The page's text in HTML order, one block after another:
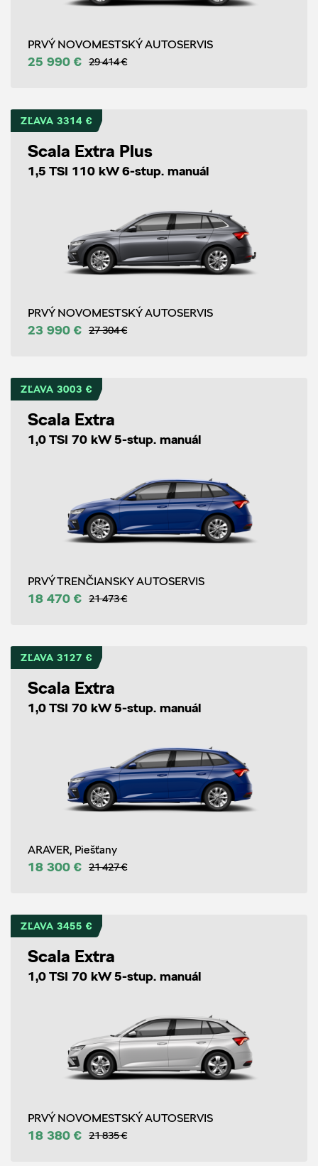
PRVÝ NOVOMESTSKÝ AUTOSERVIS
25 990 € 29 414 €
ZĽAVA 3314 €
Scala Extra Plus
1,5 TSI 110 kW 6-stup. manuál
PRVÝ NOVOMESTSKÝ AUTOSERVIS
23 990 € 27 304 €
ZĽAVA 3003 €
Scala Extra
1,0 TSI 70 kW 5-stup. manuál
PRVÝ TRENČIANSKY AUTOSERVIS
18 470 € 21 473 €
ZĽAVA 3127 €
Scala Extra
1,0 TSI 70 kW 5-stup. manuál
ARAVER, Piešťany
18 300 € 21 427 €
ZĽAVA 3455 €
Scala Extra
1,0 TSI 70 kW 5-stup. manuál
PRVÝ NOVOMESTSKÝ AUTOSERVIS
18 380 € 21 835 €